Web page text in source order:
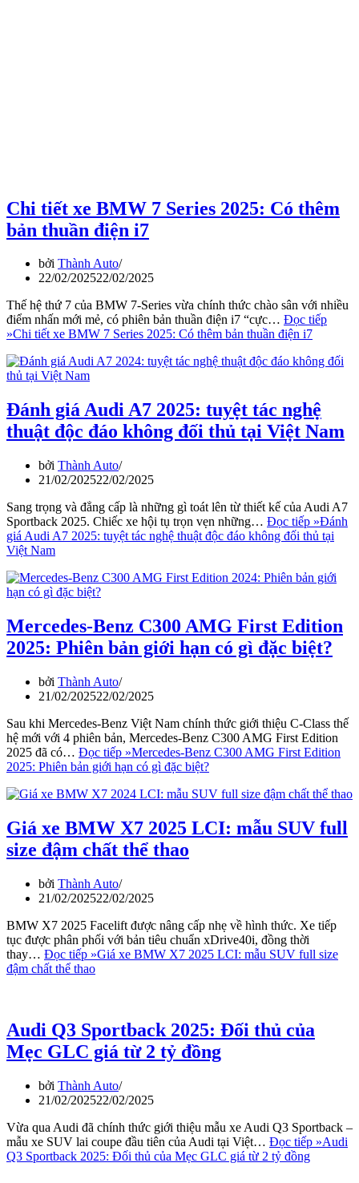
Chi tiết xe BMW 7 Series 2025: Có thêm
bản thuần điện i7
bởi Thành Auto
22/02/202522/02/2025
Thế hệ thứ 7 của BMW 7-Series vừa chính thức chào sân với nhiều
điểm nhấn mới mẻ, có phiên bản thuần điện i7 “cực… Đọc tiếp
»Chi tiết xe BMW 7 Series 2025: Có thêm bản thuần điện i7
Đánh giá Audi A7 2025: tuyệt tác nghệ
thuật độc đáo không đối thủ tại Việt Nam
bởi Thành Auto
21/02/202522/02/2025
Sang trọng và đẳng cấp là những gì toát lên từ thiết kế của Audi A7
Sportback 2025. Chiếc xe hội tụ trọn vẹn những… Đọc tiếp »Đánh
giá Audi A7 2025: tuyệt tác nghệ thuật độc đáo không đối thủ tại
Việt Nam
Mercedes-Benz C300 AMG First Edition
2025: Phiên bản giới hạn có gì đặc biệt?
bởi Thành Auto
21/02/202522/02/2025
Sau khi Mercedes-Benz Việt Nam chính thức giới thiệu C-Class thế
hệ mới với 4 phiên bản, Mercedes-Benz C300 AMG First Edition
2025 đã có… Đọc tiếp »Mercedes-Benz C300 AMG First Edition
2025: Phiên bản giới hạn có gì đặc biệt?
Giá xe BMW X7 2025 LCI: mẫu SUV full
size đậm chất thể thao
bởi Thành Auto
21/02/202522/02/2025
BMW X7 2025 Facelift được nâng cấp nhẹ về hình thức. Xe tiếp
tục được phân phối với bản tiêu chuẩn xDrive40i, đồng thời
thay… Đọc tiếp »Giá xe BMW X7 2025 LCI: mẫu SUV full size
đậm chất thể thao
Audi Q3 Sportback 2025: Đối thủ của
Mẹc GLC giá từ 2 tỷ đồng
bởi Thành Auto
21/02/202522/02/2025
Vừa qua Audi đã chính thức giới thiệu mẫu xe Audi Q3 Sportback –
mẫu xe SUV lai coupe đầu tiên của Audi tại Việt… Đọc tiếp »Audi
Q3 Sportback 2025: Đối thủ của Mẹc GLC giá từ 2 tỷ đồng